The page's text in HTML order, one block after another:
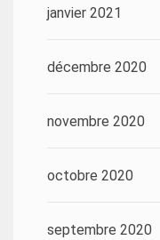
janvier 2021
décembre 2020
novembre 2020
octobre 2020
septembre 2020